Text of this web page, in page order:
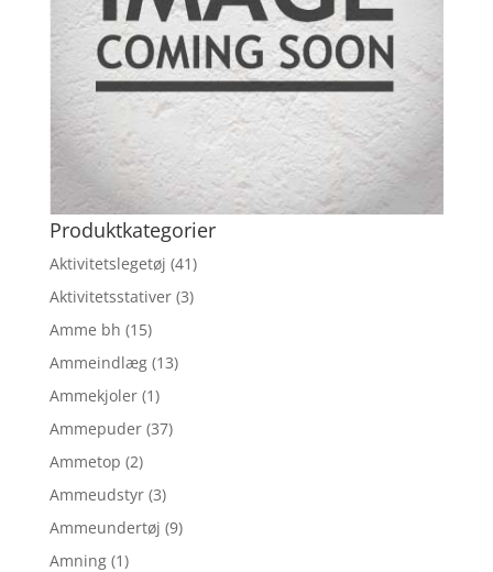
Produktkategorier
Aktivitetslegetøj (41)
Aktivitetsstativer (3)
Amme bh (15)
Ammeindlæg (13)
Ammekjoler (1)
Ammepuder (37)
Ammetop (2)
Ammeudstyr (3)
Ammeundertøj (9)
Amning (1)